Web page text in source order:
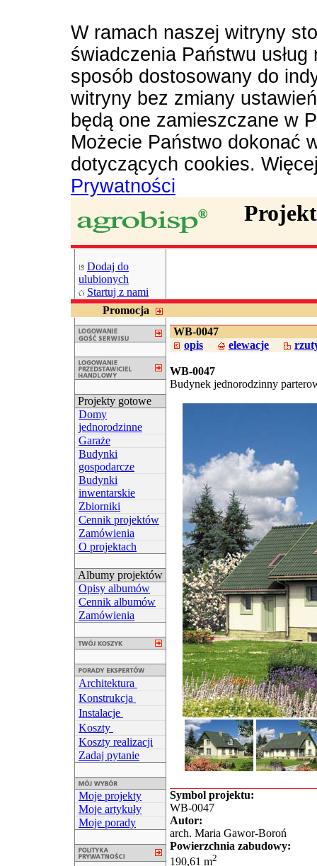
W ramach naszej witryny
świadczenia Państwu
sposób dostosowany do
witryny bez zmiany
będą one zamieszczane w
Możecie Państwo dokonać
dotyczących cookies.
Prywatności
Dodaj do
ulubionych
Startuj z nami
Promocja
Projekty gotowe
Domy
jednorodzinne
Garaże
Budynki
gospodarcze
Budynki
inwentarskie
Zbiorniki
Cennik projektów
Zamówienia
O projektach
Albumy projektów
Opisy albumów
Cennik albumów
Zamówienia
Architektura
Konstrukcja
Instalacje
Koszty
Koszty realizacji
Zadaj pytanie
Moje projekty
Moje artykuły
Moje porady
WB-0047
opis
elewacje
WB-0047
Budynek jednorodzinny
Symbol projektu:
WB-0047
Autor:
arch. Maria Gawor-Boroń
Powierzchnia zabudowy:
190,61 m2